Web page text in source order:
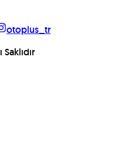
otoplus_tr